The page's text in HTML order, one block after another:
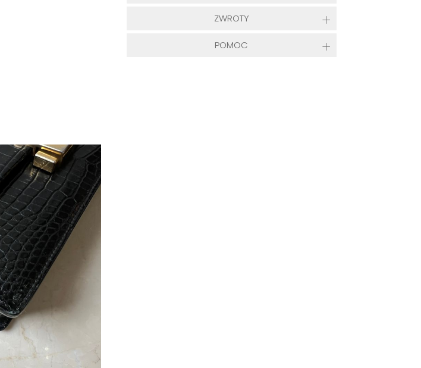
ZWROTY
POMOC